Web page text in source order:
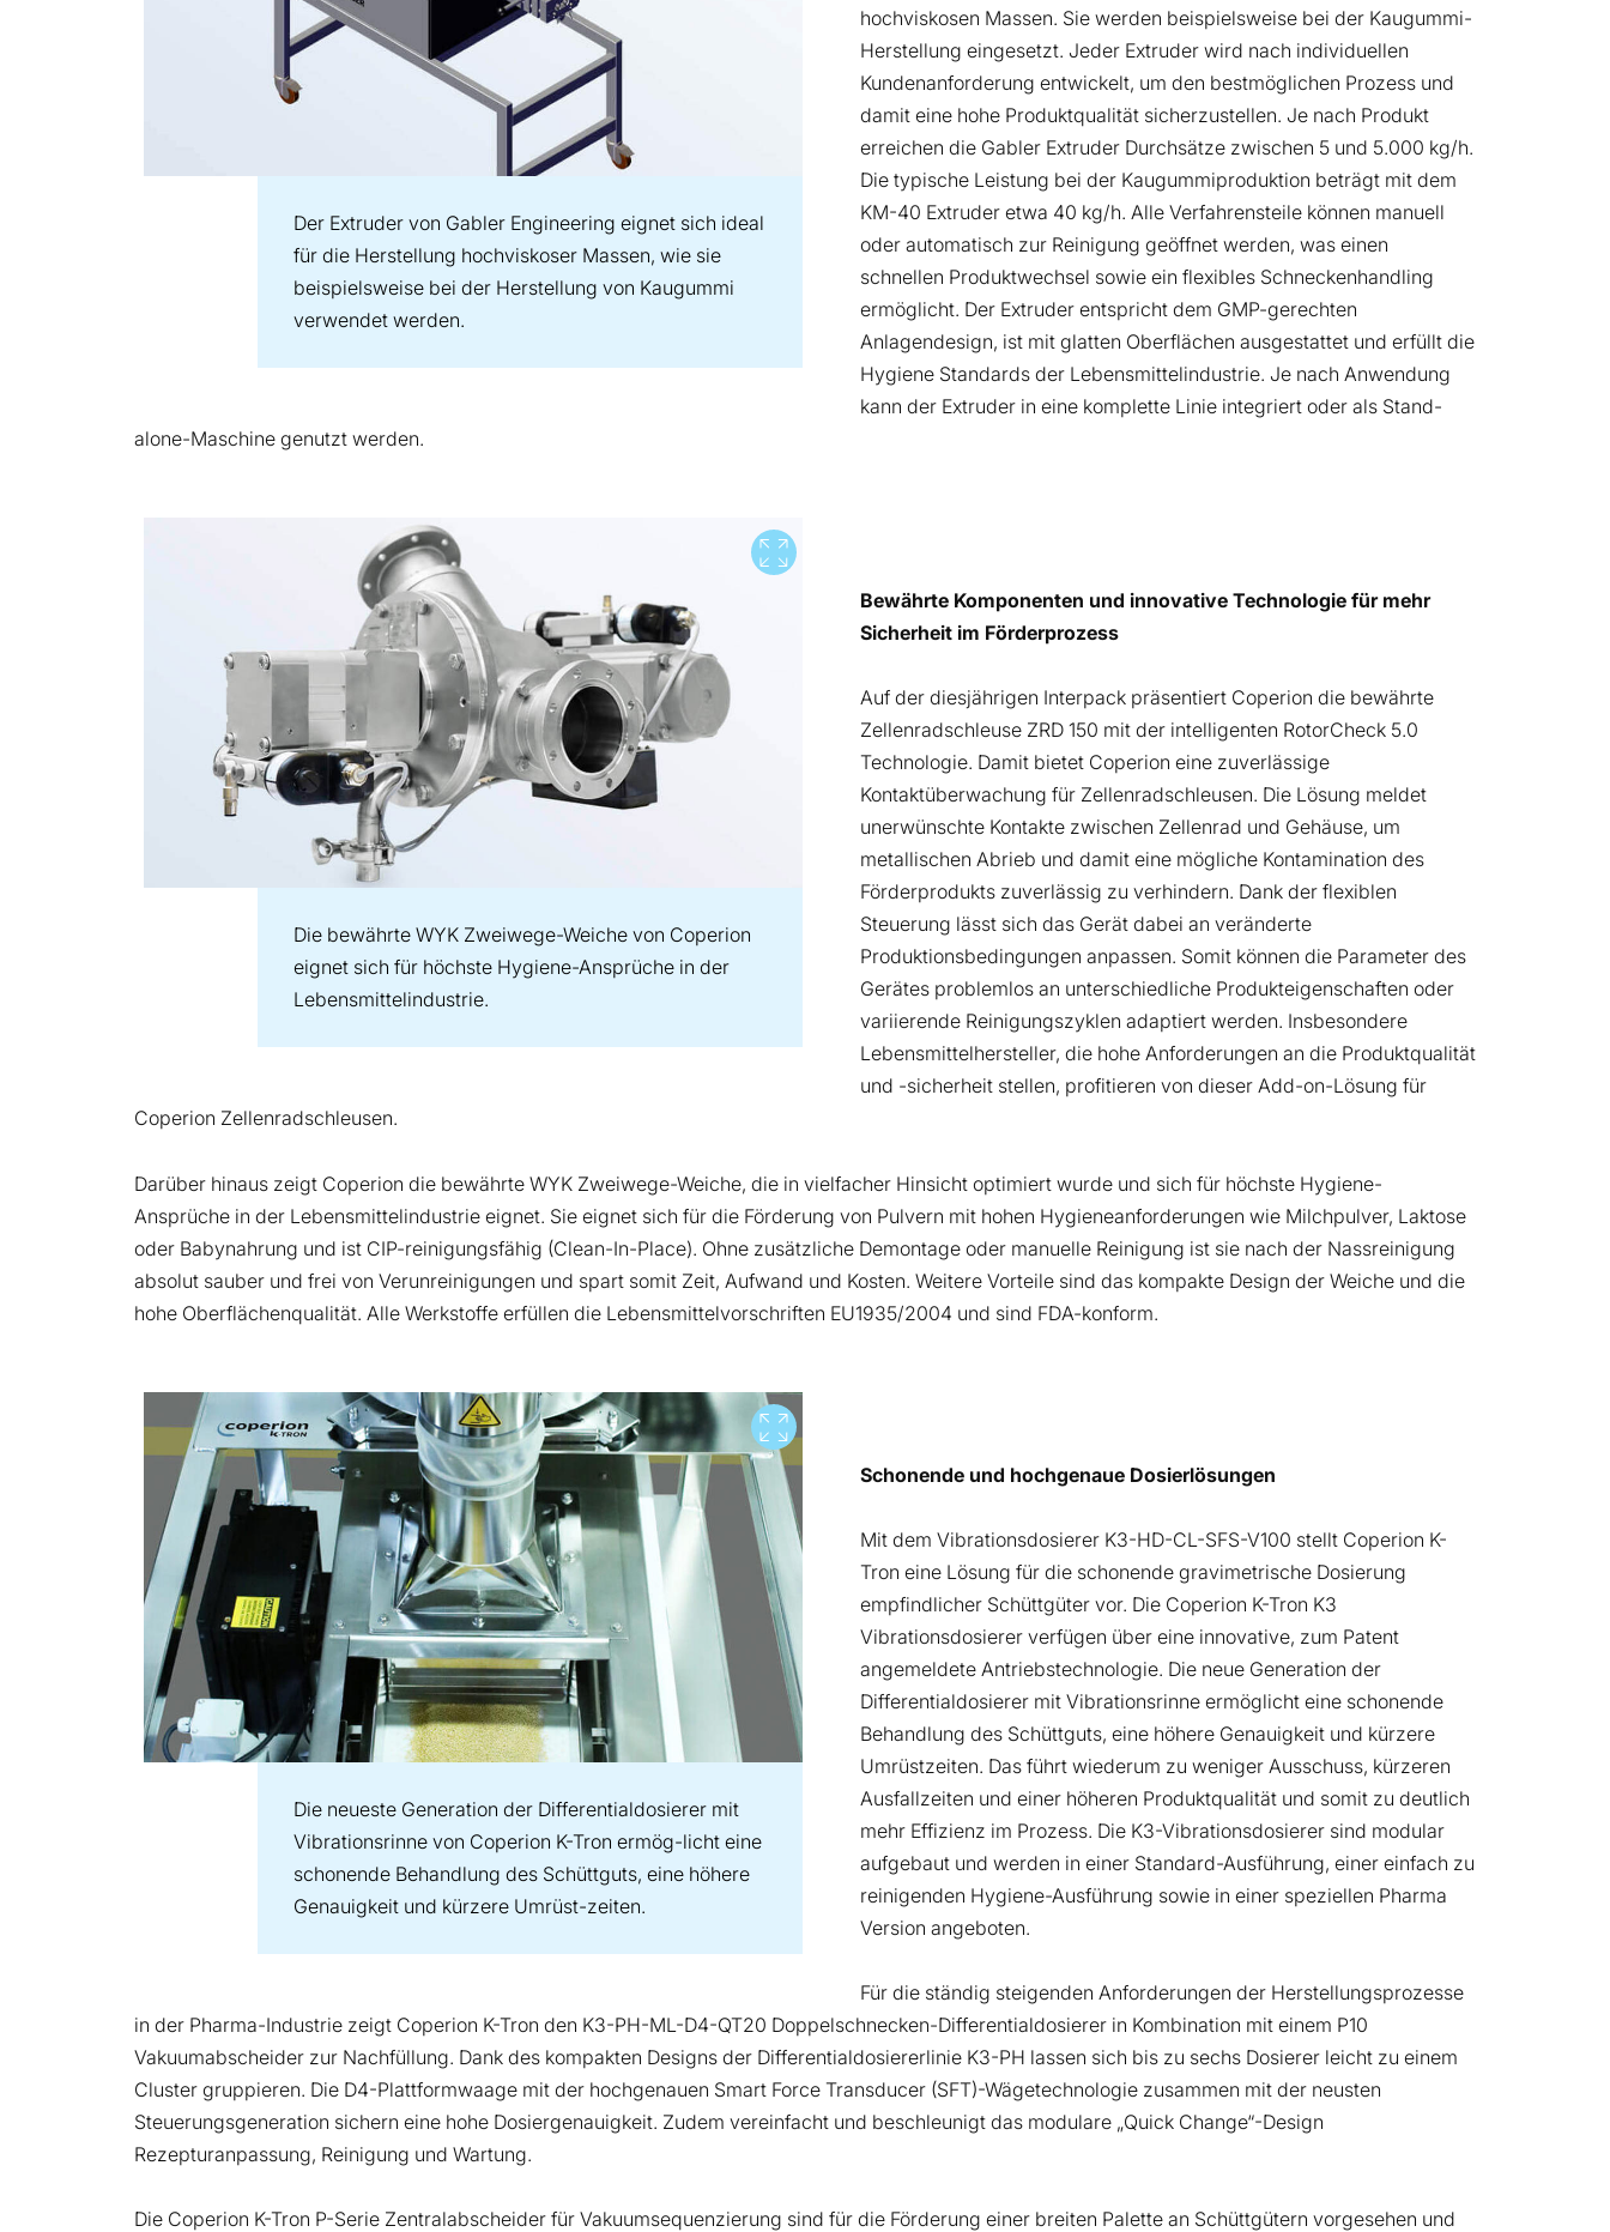
Der Extruder von Gabler Engineering eignet sich ideal
für die Herstellung hochviskoser Massen, wie sie
beispielsweise bei der Herstellung von Kaugummi
verwendet werden.
hochviskosen Massen. Sie werden beispielsweise bei der Kaugummi-
Herstellung eingesetzt. Jeder Extruder wird nach individuellen
Kundenanforderung entwickelt, um den bestmöglichen Prozess und
damit eine hohe Produktqualität sicherzustellen. Je nach Produkt
erreichen die Gabler Extruder Durchsätze zwischen 5 und 5.000 kg/h.
Die typische Leistung bei der Kaugummiproduktion beträgt mit dem
KM-40 Extruder etwa 40 kg/h. Alle Verfahrensteile können manuell
oder automatisch zur Reinigung geöffnet werden, was einen
schnellen Produktwechsel sowie ein flexibles Schneckenhandling
ermöglicht. Der Extruder entspricht dem GMP-gerechten
Anlagendesign, ist mit glatten Oberflächen ausgestattet und erfüllt die
Hygiene Standards der Lebensmittelindustrie. Je nach Anwendung
kann der Extruder in eine komplette Linie integriert oder als Stand-
alone-Maschine genutzt werden.
Vollbild
Die bewährte WYK Zweiwege-Weiche von Coperion
eignet sich für höchste Hygiene-Ansprüche in der
Lebensmittelindustrie.
Bewährte Komponenten und innovative Technologie für mehr
Sicherheit im Förderprozess
Auf der diesjährigen Interpack präsentiert Coperion die bewährte
Zellenradschleuse ZRD 150 mit der intelligenten RotorCheck 5.0
Technologie. Damit bietet Coperion eine zuverlässige
Kontaktüberwachung für Zellenradschleusen. Die Lösung meldet
unerwünschte Kontakte zwischen Zellenrad und Gehäuse, um
metallischen Abrieb und damit eine mögliche Kontamination des
Förderprodukts zuverlässig zu verhindern. Dank der flexiblen
Steuerung lässt sich das Gerät dabei an veränderte
Produktionsbedingungen anpassen. Somit können die Parameter des
Gerätes problemlos an unterschiedliche Produkteigenschaften oder
variierende Reinigungszyklen adaptiert werden. Insbesondere
Lebensmittelhersteller, die hohe Anforderungen an die Produktqualität
und -sicherheit stellen, profitieren von dieser Add-on-Lösung für
Coperion Zellenradschleusen.
Darüber hinaus zeigt Coperion die bewährte WYK Zweiwege-Weiche, die in vielfacher Hinsicht optimiert wurde und sich für höchste Hygiene-
Ansprüche in der Lebensmittelindustrie eignet. Sie eignet sich für die Förderung von Pulvern mit hohen Hygieneanforderungen wie Milchpulver, Laktose
oder Babynahrung und ist CIP-reinigungsfähig (Clean-In-Place). Ohne zusätzliche Demontage oder manuelle Reinigung ist sie nach der Nassreinigung
absolut sauber und frei von Verunreinigungen und spart somit Zeit, Aufwand und Kosten. Weitere Vorteile sind das kompakte Design der Weiche und die
hohe Oberflächenqualität. Alle Werkstoffe erfüllen die Lebensmittelvorschriften EU1935/2004 und sind FDA-konform.
Vollbild
Die neueste Generation der Differentialdosierer mit
Vibrationsrinne von Coperion K-Tron ermög-licht eine
schonende Behandlung des Schüttguts, eine höhere
Genauigkeit und kürzere Umrüst-zeiten.
Schonende und hochgenaue Dosierlösungen
Mit dem Vibrationsdosierer K3-HD-CL-SFS-V100 stellt Coperion K-
Tron eine Lösung für die schonende gravimetrische Dosierung
empfindlicher Schüttgüter vor. Die Coperion K-Tron K3
Vibrationsdosierer verfügen über eine innovative, zum Patent
angemeldete Antriebstechnologie. Die neue Generation der
Differentialdosierer mit Vibrationsrinne ermöglicht eine schonende
Behandlung des Schüttguts, eine höhere Genauigkeit und kürzere
Umrüstzeiten. Das führt wiederum zu weniger Ausschuss, kürzeren
Ausfallzeiten und einer höheren Produktqualität und somit zu deutlich
mehr Effizienz im Prozess. Die K3-Vibrationsdosierer sind modular
aufgebaut und werden in einer Standard-Ausführung, einer einfach zu
reinigenden Hygiene-Ausführung sowie in einer speziellen Pharma
Version angeboten.
Für die ständig steigenden Anforderungen der Herstellungsprozesse
in der Pharma-Industrie zeigt Coperion K-Tron den K3-PH-ML-D4-QT20 Doppelschnecken-Differentialdosierer in Kombination mit einem P10
Vakuumabscheider zur Nachfüllung. Dank des kompakten Designs der Differentialdosiererlinie K3-PH lassen sich bis zu sechs Dosierer leicht zu einem
Cluster gruppieren. Die D4-Plattformwaage mit der hochgenauen Smart Force Transducer (SFT)-Wägetechnologie zusammen mit der neusten
Steuerungsgeneration sichern eine hohe Dosiergenauigkeit. Zudem vereinfacht und beschleunigt das modulare „Quick Change“-Design
Rezepturanpassung, Reinigung und Wartung.
Die Coperion K-Tron P-Serie Zentralabscheider für Vakuumsequenzierung sind für die Förderung einer breiten Palette an Schüttgütern vorgesehen und